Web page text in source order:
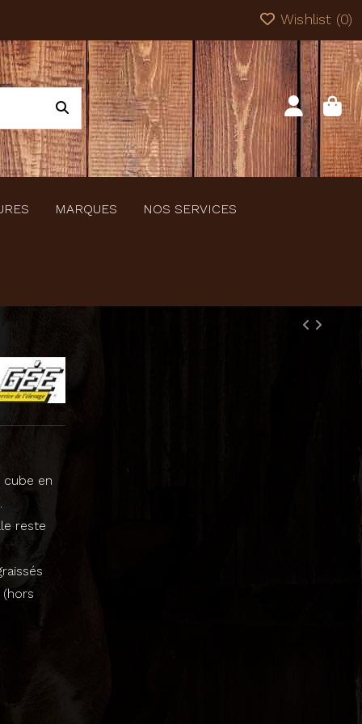
Wishlist (0)
MARQUES NOS SERVICES
cube en
reste